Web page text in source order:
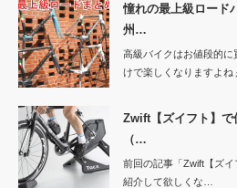
憧れの最上級ロード
州…
高級バイクはお値段的
けで楽しくなりますよね
Zwift【ズイフト】で
（…
前回の記事「Zwift【ズ
紹介して欲しくな…